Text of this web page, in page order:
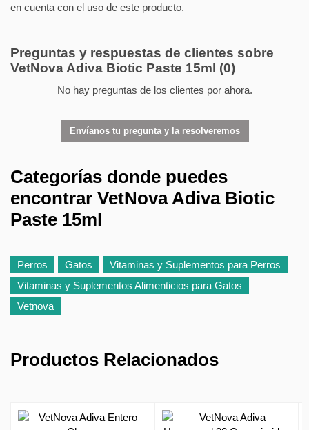
en cuenta con el uso de este producto.
Preguntas y respuestas de clientes sobre
VetNova Adiva Biotic Paste 15ml (0)
No hay preguntas de los clientes por ahora.
Envíanos tu pregunta y la resolveremos
Categorías donde puedes
encontrar VetNova Adiva Biotic
Paste 15ml
Perros Gatos
Vitaminas y Suplementos para Perros
Vitaminas y Suplementos Alimenticios para Gatos
Vetnova
Productos Relacionados